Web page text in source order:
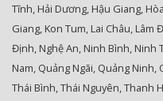
Tĩnh, Hải Dương, Hậu Giang,
Giang, Kon Tum, Lai Châu, Lâm
Định, Nghệ An, Ninh Bình, Ninh
Nam, Quảng Ngãi, Quảng Ninh,
Thái Bình, Thái Nguyên, Thanh